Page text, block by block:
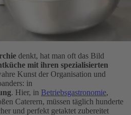
denkt, hat man oft das Bild
mit ihren spezialisierten
Kunst der Organisation und
in
. Hier, in Betriebsgastronomie,
Caterern, müssen täglich hunderte
und perfekt getaktet zubereitet